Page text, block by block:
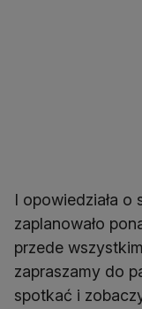
I opowiedziała o
zaplanowało
przede
zapraszamy do
spotkać i